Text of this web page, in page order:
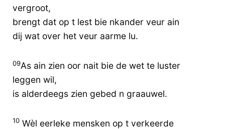
vergroot,
brengt dat op t lest bie nkander veur ain
dij wat over het veur aarme lu.
09As ain zien oor nait bie de wet te luster
leggen wil,
is alderdeegs zien gebed n graauwel.
10 Wèl eerleke mensken op t verkeerde